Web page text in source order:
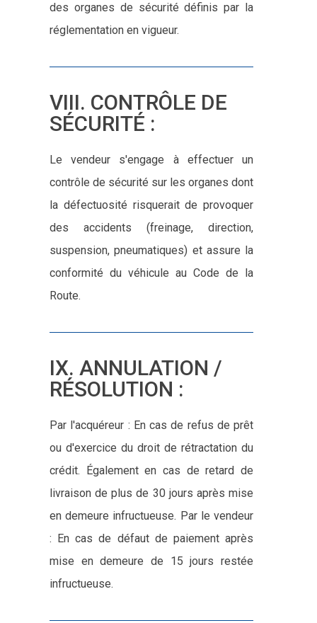
des organes de sécurité définis par la
réglementation en vigueur.
VIII. CONTRÔLE DE
SÉCURITÉ :
Le vendeur s'engage à effectuer un
contrôle de sécurité sur les organes dont
la défectuosité risquerait de provoquer
des accidents (freinage, direction,
suspension, pneumatiques) et assure la
conformité du véhicule au Code de la
Route.
IX. ANNULATION /
RÉSOLUTION :
Par l'acquéreur : En cas de refus de prêt
ou d'exercice du droit de rétractation du
crédit. Également en cas de retard de
livraison de plus de 30 jours après mise
en demeure infructueuse. Par le vendeur
: En cas de défaut de paiement après
mise en demeure de 15 jours restée
infructueuse.